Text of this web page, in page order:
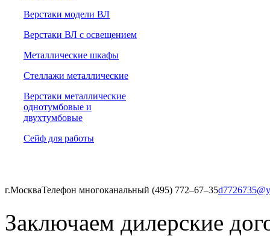
Верстаки модели ВЛ
Верстаки ВЛ с освещением
Металлические шкафы
Стеллажи металлические
Верстаки металлические
однотумбовые и
двухтумбовые
Сейф для работы
г.МоскваТелефон многоканальный (495) 772‒67‒35
Заключаем дилерские